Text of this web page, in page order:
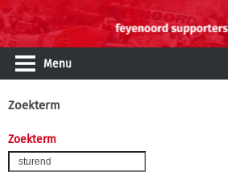
Menu
Zoekterm
Zoekterm